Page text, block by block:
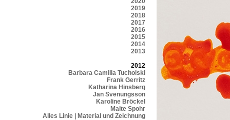
2019
2018
2017
2016
2015
2014
2013
2012
Barbara Camilla Tucholski
Frank Gerritz
Katharina Hinsberg
Jan Svenungsson
Karoline Bröckel
Malte Spohr
Alles Linie | Material und Zeichnung